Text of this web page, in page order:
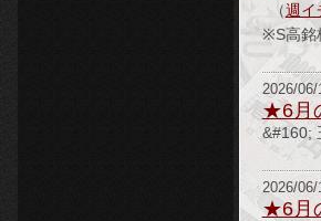
etc-
（週イ
※S高
2026/06/
★6月
&#160;
2026/06/
★6月